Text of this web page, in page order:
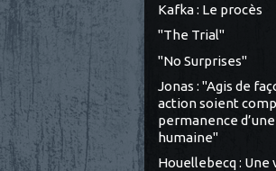
Kafka : Le procès
"The Trial"
"No Surprises"
Jonas : "Agis de
action soient
permanence
humaine"
Houellebecq : Une